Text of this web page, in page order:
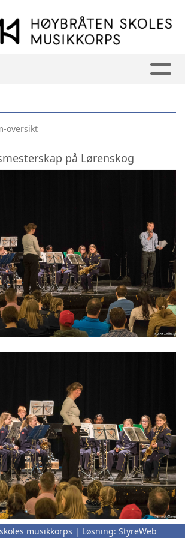
oversikt
på Lørenskog
musikkorps | Løsning: StyreWeb